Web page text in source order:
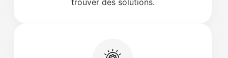
trouver des solutions.